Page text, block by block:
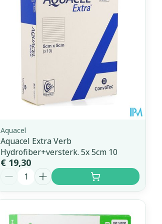
Parfums en
geurproducten
CBD
Aquacel
Aquacel Extra Verb
Hydrofiber+versterk. 5x 5cm 10
€ 19,30
Aantal